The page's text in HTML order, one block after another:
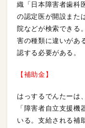
織「日本障害者歯科
の認定医が開設また
院などが検索できる
害の種類に違いがあ
認する必要がある。
【補助金】
はっするでんたーは
「障害者自立支援
いる。支給される補